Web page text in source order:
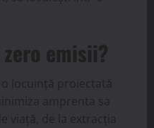
emisii?
locuință proiectată
amprenta sa
viață, de la extracția